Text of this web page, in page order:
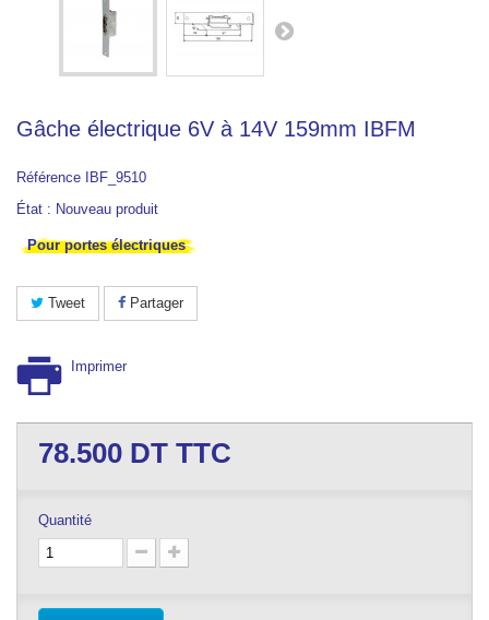
Gâche électrique 6V à 14V 159mm IBFM
Référence
IBF_9510
État : Nouveau produit
Pour portes électriques
Tweet Partager
Imprimer
78.500 DT TTC
Quantité